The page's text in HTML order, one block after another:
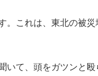
。これは、東北の被
いて、頭をガツンと殴